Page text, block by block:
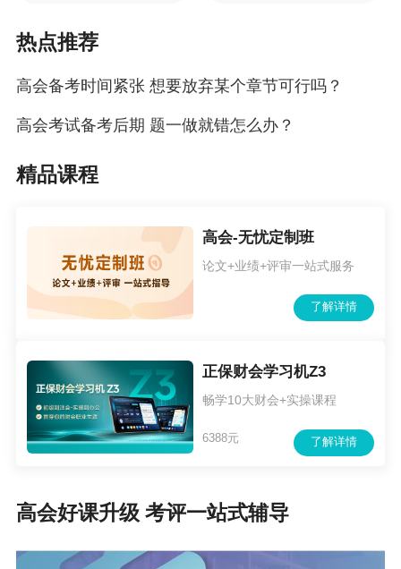
热点推荐
高会备考时间紧张 想要放弃某个章节可行吗？
高会考试备考后期 题一做就错怎么办？
精品课程
高会-无忧定制班
论文+业绩+评审一站式服务
了解详情
正保财会学习机Z3
畅学10大财会+实操课程
了解详情
6388元
高会好课升级 考评一站式辅导